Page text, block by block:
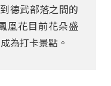
德武部落之間的
凰花目前花朵盛
為打卡景點。